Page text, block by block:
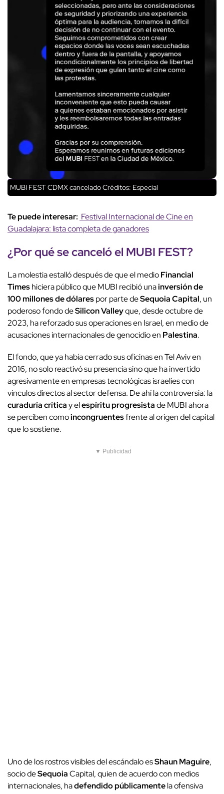
MUBI FEST CDMX canceladoCréditos: Especial
Te puede interesar: Festival Internacional de Cine en
Guadalajara: lista completa de ganadores
¿Por qué se canceló el MUBI FEST?
La molestia estalló después de que el medioFinancial
Timeshiciera público que MUBI recibió unainversión de
100 millones de dólarespor parte deSequoiaCapital, un
poderoso fondo deSilicon Valleyque, desde octubre de
2023, ha reforzado sus operaciones en Israel, en medio de
acusaciones internacionales de genocidio en Palestina.
El fondo, que ya había cerrado sus oficinas en Tel Aviv en
2016, no solo reactivó su presencia sino que ha invertido
agresivamente en empresas tecnológicas israelíes con
vínculos directos al sector defensa. De ahí la controversia: la
curaduría críticay elespíritu progresistade MUBI ahora
se perciben comoincongruentesfrente al origen del capital
que lo sostiene.
▼ Publicidad
Uno de los rostros visibles del escándalo esShaun Maguire,
socio deSequoiaCapital, quien de acuerdo con medios
internacionales, hadefendido públicamentela ofensiva